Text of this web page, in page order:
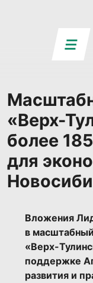
«Верх-
более
для
Вложения
в
«Верх-
поддержке
развития и